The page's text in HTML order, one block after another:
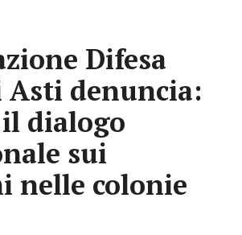
Difesa
denuncia:
dialogo
sui
nelle colonie